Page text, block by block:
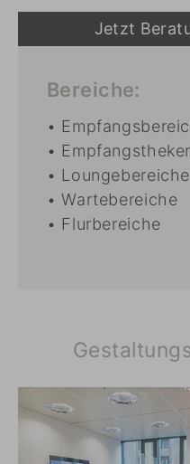
Jetzt
Bereiche:
•
•
• Loungebereiche
• Wartebereiche
• Flurbereiche